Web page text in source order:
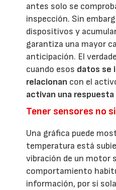
antes solo se
inspección. Sin
dispositivos y
garantiza una mayor
anticipación. El
cuando esos datos se
relacionan con el
activan una
Tener sensores no
Una gráfica puede
temperatura está
vibración de un motor
comportamiento
información, por sí